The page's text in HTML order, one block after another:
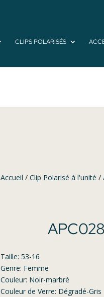
CLIPS POLARISÉS
Accueil / Clip Polarisé à l'unité /
Taille: 53-16
Genre: Femme
Couleur: Noir-marbré
Couleur de Verre: Dégradé-Gris